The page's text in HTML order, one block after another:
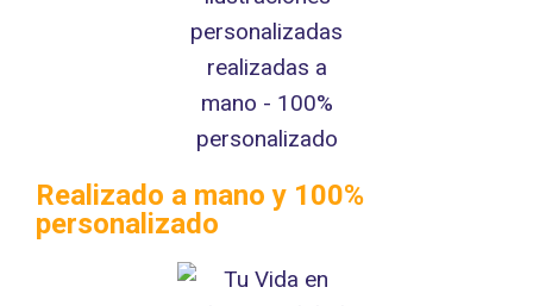
Realizado a mano y 100%
personalizado